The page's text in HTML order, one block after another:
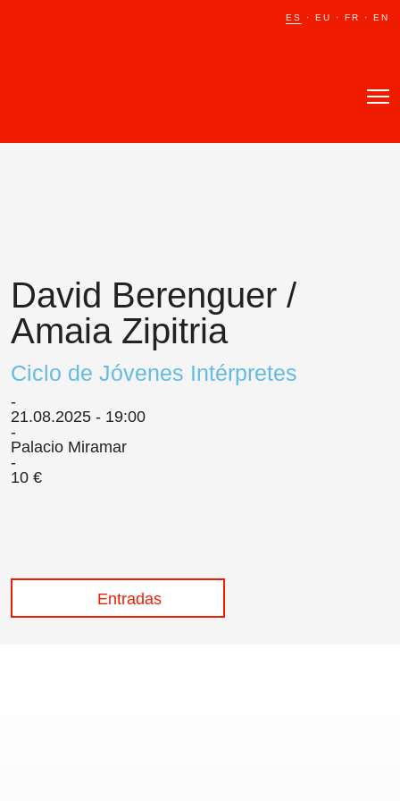
ES · EU · FR · EN
ES · EU · FR · EN
Política de cookies / Condiciones
David Berenguer /
Amaia Zipitria
Ciclo de Jóvenes Intérpretes
21.08.2025 - 19:00
Palacio Miramar
10 €
Entradas